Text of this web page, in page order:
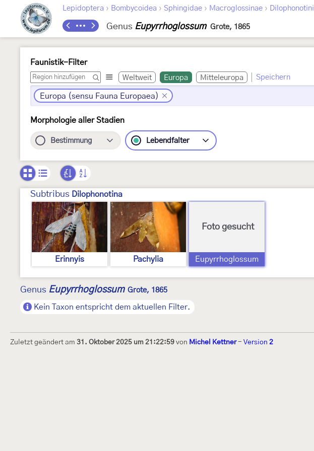
Lepidoptera › Bombycoidea › Sphingidae › Macroglossinae › Dilophonotini
Genus Eupyrrhoglossum Grote, 1865
Faunistik-Filter
Weltweit Europa Mitteleuropa Speichern
Europa (sensu Fauna Europaea)
Morphologie aller Stadien
Bestimmung Lebendfalter
Subtribus Dilophonotina
Erinnyis Pachylia
Foto gesucht
Eupyrrhoglossum
Genus Eupyrrhoglossum Grote, 1865
Kein Taxon entspricht dem aktuellen Filter.
Zuletzt geändert am 31. Oktober 2025 um 21:22:59 von Michel Kettner- Version 2